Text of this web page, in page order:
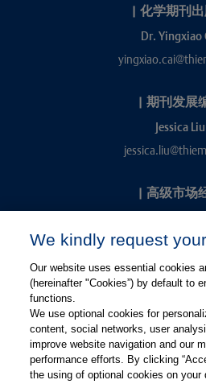
| 化学期刊
Dr. Yingxiao
| 期刊发展
Jessica Liu
| 高级市场
关注微信
We kindly request
Our website uses essential cookies
(hereinafter "Cookies”) by default to
functions.
We use optional cookies for
content, social networks, user
improve website navigation and our
performance efforts. By clicking
the using of optional cookies on your